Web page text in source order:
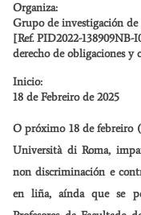
Organiza:
Grupo de investigación
[Ref. PID2022-
derecho de obligaciones
Inicio:
18 de Febreiro de 2025
O próximo 18 de febreiro
Università di Roma,
non discriminación e
en liña, aínda que se